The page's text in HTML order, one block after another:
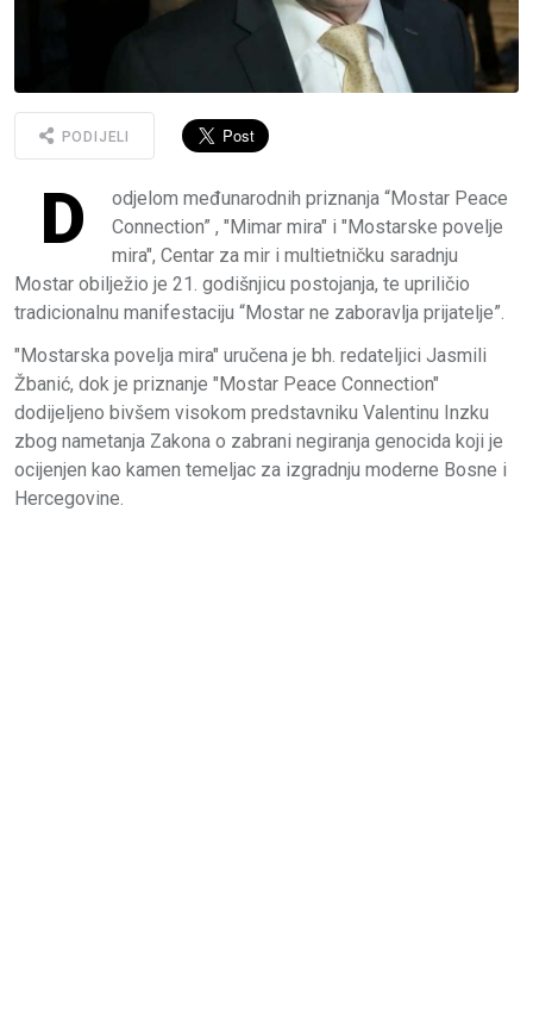
PODIJELI
D
odjelom međunarodnih priznanja “Mostar Peace
Connection” , "Mimar mira" i "Mostarske povelje
mira", Centar za mir i multietničku saradnju
Mostar obilježio je 21. godišnjicu postojanja, te upriličio
tradicionalnu manifestaciju “Mostar ne zaboravlja prijatelje”.
"Mostarska povelja mira" uručena je bh. redateljici Jasmili
Žbanić, dok je priznanje "Mostar Peace Connection"
dodijeljeno bivšem visokom predstavniku Valentinu Inzku
zbog nametanja Zakona o zabrani negiranja genocida koji je
ocijenjen kao kamen temeljac za izgradnju moderne Bosne i
Hercegovine.